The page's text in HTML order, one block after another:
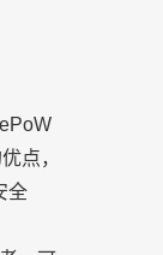
点，
全